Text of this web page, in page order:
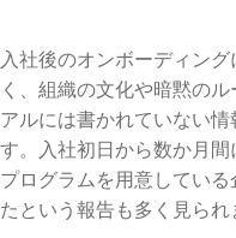
入社後のオンボーディン
く、組織の文化や暗黙の
アルには書かれていない
す。入社初日から数か月
プログラムを用意してい
たという報告も多く見られ